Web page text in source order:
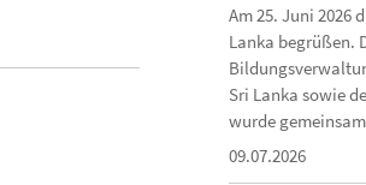
Am 25. Juni 2026
Lanka begrüßen.
Sri Lanka sowie
wurde
09.07.2026